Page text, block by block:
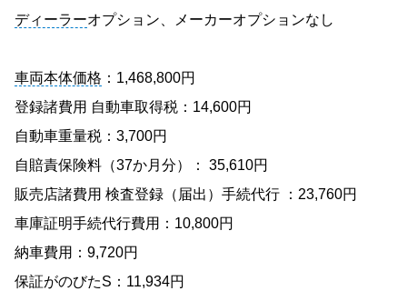
ディーラーオプション、メーカーオプションなし
車両本体価格 ：1,468,800円
登録諸費用 自動車取得税：14,600円
自動車重量税：3,700円
自賠責保険料（37か月分）： 35,610円
販売店諸費用 検査登録（届出）手続代行 ：23,760円
車庫証明手続代行費用：10,800円
納車費用：9,720円
保証がのびたS：11,934円